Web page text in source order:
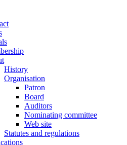
History
Organisation
Patron
Board
Auditors
Nominating committee
Web site
Statutes and regulations